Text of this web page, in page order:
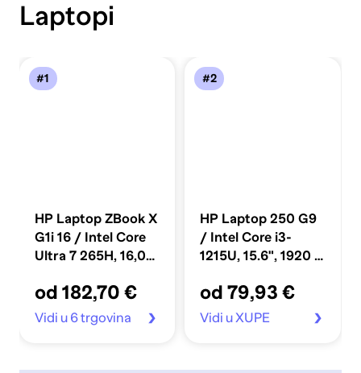
Laptopi
#1
HP Laptop ZBook X
G1i 16 / Intel Core
Ultra 7 265H, 16,0",
1 TB SSD PCIe,
Windows 11 Pro,
od 182,70 €
Vidi u 6 trgovina
#2
HP Laptop 250 G9
/ Intel Core i3-
1215U, 15.6", 1920 x
SSD, Windows 11
Pro, crna
od 79,93 €
Vidi u XUPE